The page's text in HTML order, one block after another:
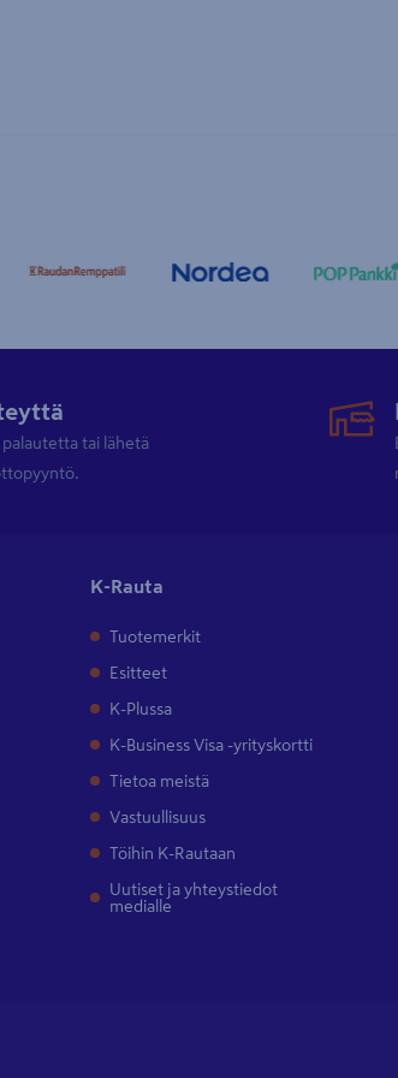
palautetta tai lähetä
K-Rauta
Tuotemerkit
Esitteet
K-Plussa
K-Business Visa -yrityskortti
Tietoa meistä
Vastuullisuus
Töihin K-Rautaan
Uutiset ja yhteystiedot
medialle